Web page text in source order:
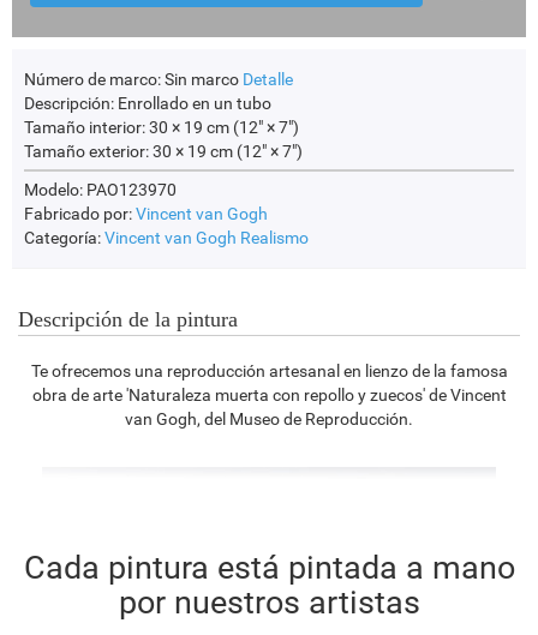
Número de marco:Sin marco Detalle
Descripción: Enrollado en un tubo
Tamaño interior:30 × 19 cm (12" × 7")
Tamaño exterior:30 × 19 cm (12" × 7")
Modelo: PAO123970
Fabricado por:Vincent van Gogh
Categoría:Vincent van Gogh Realismo
Descripción de la pintura
Te ofrecemos una reproducción artesanal en lienzo de la famosa
obra de arte 'Naturaleza muerta con repollo y zuecos' de Vincent
van Gogh, del Museo de Reproducción.
Cada pintura está pintada a mano
por nuestros artistas